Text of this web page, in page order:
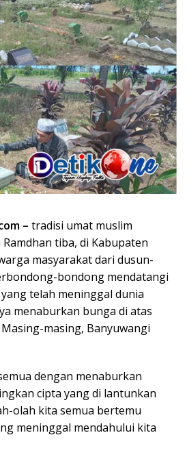
– tradisi umat muslim
tiba, di Kabupaten
masyarakat dari dusun-
bondong mendatangi
telah meninggal dunia
menaburkan bunga di atas
masing, Banyuwangi
dengan menaburkan
cipta yang di lantunkan
olah kita semua bertemu
meninggal mendahului kita